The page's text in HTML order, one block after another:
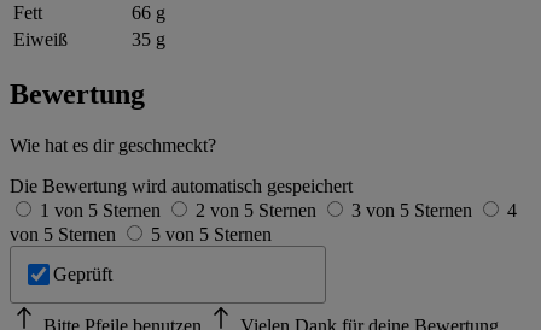
Fett
66 g
Eiweiß
35 g
Bewertung
Wie hat es dir geschmeckt?
Die Bewertung wird automatisch gespeichert
1 von 5 Sternen
2 von 5 Sternen 3 von 5 Sternen
4
von 5 Sternen
5 von 5 Sternen
Geprüft